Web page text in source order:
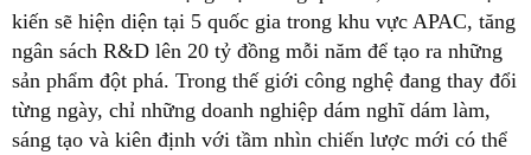
kiến sẽ hiện diện tại 5 quốc gia trong khu vực APAC, tăng
ngân sách R&D lên 20 tỷ đồng mỗi năm để tạo ra những
sản phẩm đột phá. Trong thế giới công nghệ đang thay đổi
từng ngày, chỉ những doanh nghiệp dám nghĩ dám làm,
sáng tạo và kiên định với tầm nhìn chiến lược mới có thể